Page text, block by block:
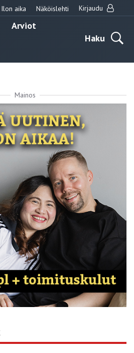
aika Näköislehti Kirjaudu
Arviot
Haku
Mainos